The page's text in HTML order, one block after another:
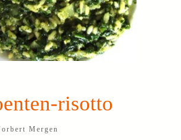
risotto
Mergen